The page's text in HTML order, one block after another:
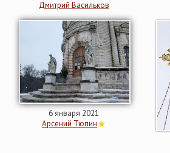
Дмитрий Васильков
6 января 2021
Арсений Тюпин